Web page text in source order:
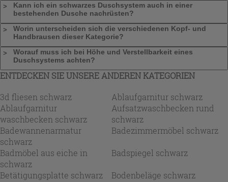
Kann ich ein schwarzes Duschsystem auch in einer
bestehenden Dusche nachrüsten?
Worin unterscheiden sich die verschiedenen Kopf- und
Handbrausen dieser Kategorie?
Worauf muss ich bei Höhe und Verstellbarkeit eines
Duschsystems achten?
ENTDECKEN SIE UNSERE ANDEREN KATEGORIEN
3d fliesen schwarz
Ablaufgarnitur schwarz
Ablaufgarnitur
waschbecken schwarz
Aufsatzwaschbecken rund
schwarz
Badewannenarmatur
schwarz
Badezimmermöbel schwarz
Badmöbel aus eiche in
schwarz
Badspiegel schwarz
Betätigungsplatte schwarz
Bodenbeläge schwarz